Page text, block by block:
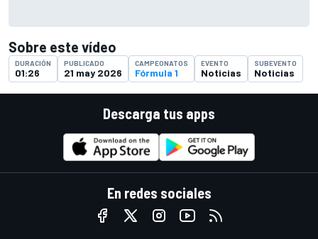
Sobre este vídeo
DURACIÓN
01:26
PUBLICADO
21 may 2026
CAMPEONATOS
Fórmula 1
EVENTO
Noticias
SUBEVENTO
Noticias
Descarga tus apps
En redes sociales